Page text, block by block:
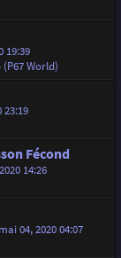
19:39
World)
23:19
Fécond
14:26
04, 2020 04:07